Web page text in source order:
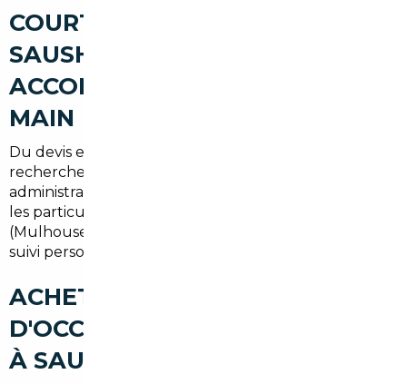
COURTIER AUTOMOBILE
SAUSHEIM : UN
ACCOMPAGNEMENT CLÉ EN
MAIN
Du devis e0 la livraison, notre prestation comprend la
recherche, l'inspection, la ne9gociation, la gestion
administrative et la livraison. Pour les entreprises et
les particuliers de Sausheim et des environs
(Mulhouse, Rixheim, Habsheim), nous assurons un
suivi personnalise9 et transparent.
ACHETER UNE VOITURE
D'OCCASION AU MEILLEUR PRIX
À SAUSHEIM